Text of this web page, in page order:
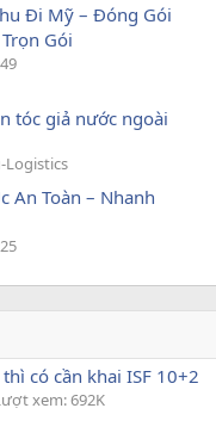
Đi Mỹ – Đóng Gói
Gói
tóc giả nước ngoài
Logistics
An Toàn – Nhanh
có cần khai ISF 10+2
xem: 692K